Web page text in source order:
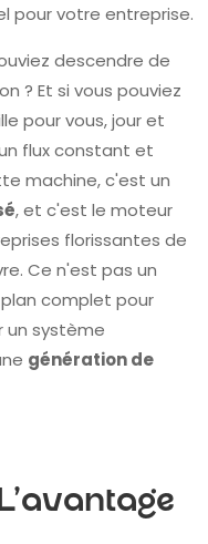
pour votre entreprise.
descendre de
? Et si vous pouviez
pour vous, jour et
flux constant et
machine, c'est un
, et c'est le moteur
florissantes de
Ce n'est pas un
complet pour
un système
génération de